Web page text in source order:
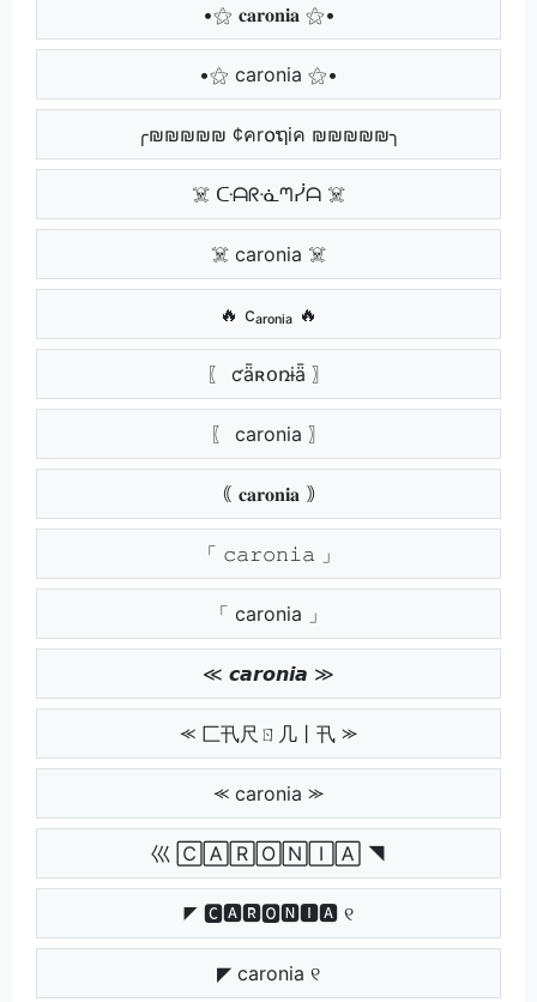
•⚝ 𝐜𝐚𝐫𝐨𝐧𝐢𝐚 ⚝•
•⚝ caronia ⚝•
╭₪₪₪₪₪ ¢คr໐ຖiค ₪₪₪₪₪╮
☠️ ᑢᗩᖇᓍᘉᓰᗩ ☠️
☠️ caronia ☠️
🔥 cₐᵣₒₙᵢₐ 🔥
〖 ƈǟʀօռɨǟ 〗
〖 caronia 〗
｟ 𝐜𝐚𝐫𝐨𝐧𝐢𝐚 ｠
「 𝚌𝚊𝚛𝚘𝚗𝚒𝚊 」
「 caronia 」
≪ 𝙘𝙖𝙧𝙤𝙣𝙞𝙖 ≫
⪻ 匚卂尺ㄖ几丨卂 ⪼
⪻ caronia ⪼
巛 🄲🄰🅁🄾🄽🄸🄰 ◥
◤ 🅲🅰🆁🅾🅽🅸🅰 ୧
◤ caronia ୧